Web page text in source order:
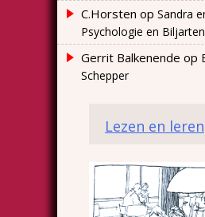
C.Horsten op Sandra
Psychologie en Biljarten
Gerrit Balkenende op
Schepper
Lezen en leren